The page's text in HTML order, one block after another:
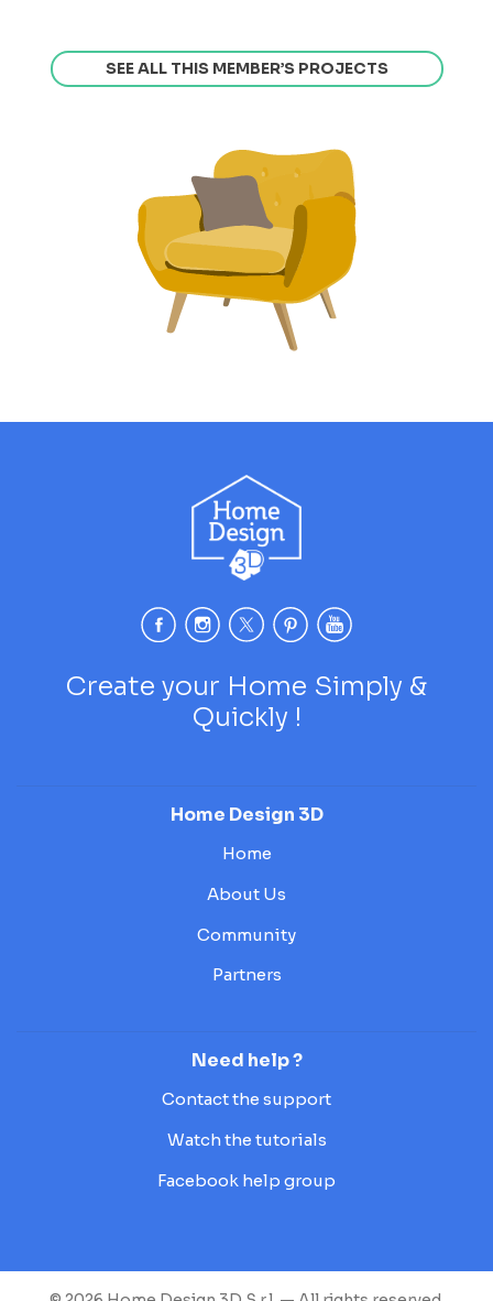
SEE ALL THIS MEMBER’S PROJECTS
Create your Home Simply &
Quickly !
Home Design 3D
Home
About Us
Community
Partners
Need help ?
Contact the support
Watch the tutorials
Facebook help group